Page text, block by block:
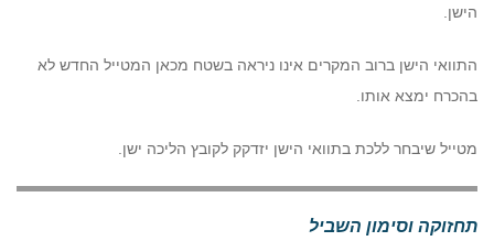
הישן.
התוואי הישן ברוב המקרים אינו ניראה בשטח מכאן המטייל החדש לא
בהכרח ימצא אותו.
מטייל שיבחר ללכת בתוואי הישן יזדקק לקובץ הליכה ישן.
תחזוקה וסימון השביל